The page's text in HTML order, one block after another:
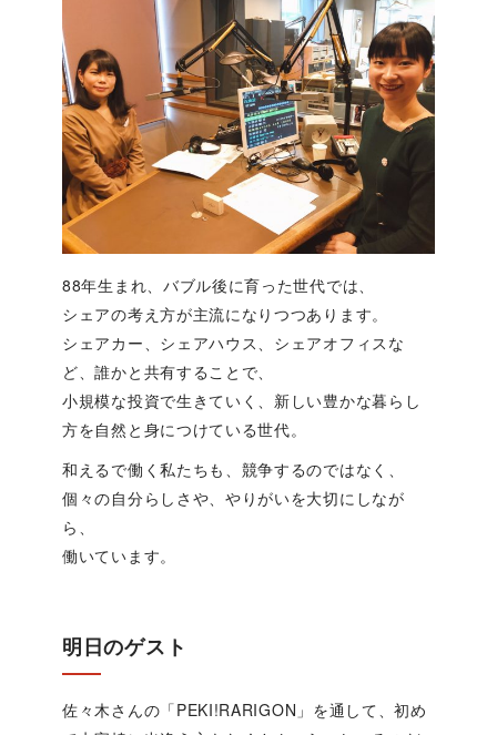
88年生まれ、バブル後に育った世代では、
シェアの考え方が主流になりつつあります。
シェアカー、シェアハウス、シェアオフィスな
ど、誰かと共有することで、
小規模な投資で生きていく、新しい豊かな暮らし
方を自然と身につけている世代。
和えるで働く私たちも、競争するのではなく、
個々の自分らしさや、やりがいを大切にしなが
ら、
働いています。
明日のゲスト
佐々木さんの「PEKI!RARIGON」を通して、初め